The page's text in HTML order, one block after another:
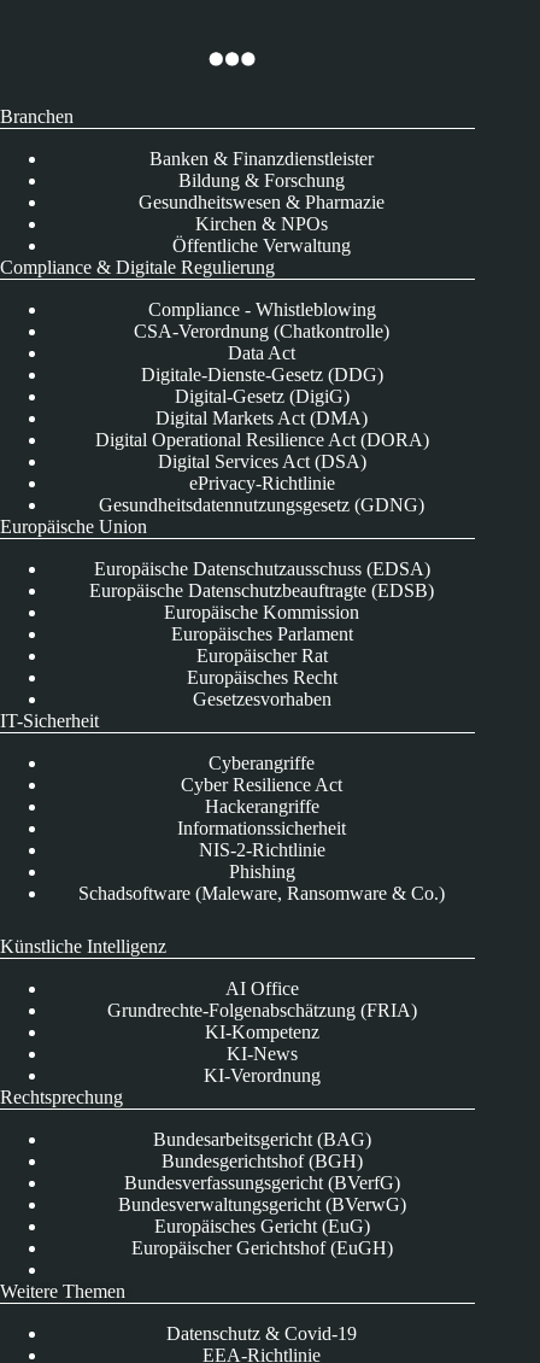
Branchen
Banken & Finanzdienstleister
Bildung & Forschung
Gesundheitswesen & Pharmazie
Kirchen & NPOs
Öffentliche Verwaltung
Compliance & Digitale Regulierung
Compliance - Whistleblowing
CSA-Verordnung (Chatkontrolle)
Data Act
Digitale-Dienste-Gesetz (DDG)
Digital-Gesetz (DigiG)
Digital Markets Act (DMA)
Digital Operational Resilience Act (DORA)
Digital Services Act (DSA)
ePrivacy-Richtlinie
Gesundheitsdatennutzungsgesetz (GDNG)
Europäische Union
Europäische Datenschutzausschuss (EDSA)
Europäische Datenschutzbeauftragte (EDSB)
Europäische Kommission
Europäisches Parlament
Europäischer Rat
Europäisches Recht
Gesetzesvorhaben
IT-Sicherheit
Cyberangriffe
Cyber Resilience Act
Hackerangriffe
Informationssicherheit
NIS-2-Richtlinie
Phishing
Schadsoftware (Maleware, Ransomware & Co.)
Künstliche Intelligenz
AI Office
Grundrechte-Folgenabschätzung (FRIA)
KI-Kompetenz
KI-News
KI-Verordnung
Rechtsprechung
Bundesarbeitsgericht (BAG)
Bundesgerichtshof (BGH)
Bundesverfassungsgericht (BVerfG)
Bundesverwaltungsgericht (BVerwG)
Europäisches Gericht (EuG)
Europäischer Gerichtshof (EuGH)
Weitere Themen
Datenschutz & Covid-19
EEA-Richtlinie